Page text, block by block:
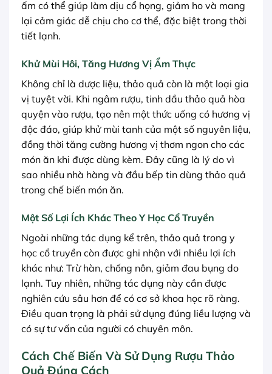
ấm có thể giúp làm dịu cổ họng, giảm ho và mang
lại cảm giác dễ chịu cho cơ thể, đặc biệt trong thời
tiết lạnh.
Khử Mùi Hôi, Tăng Hương Vị Ẩm Thực
Không chỉ là dược liệu, thảo quả còn là một loại gia
vị tuyệt vời. Khi ngâm rượu, tinh dầu thảo quả hòa
quyện vào rượu, tạo nên một thức uống có hương vị
độc đáo, giúp khử mùi tanh của một số nguyên liệu,
đồng thời tăng cường hương vị thơm ngon cho các
món ăn khi được dùng kèm. Đây cũng là lý do vì
sao nhiều nhà hàng và đầu bếp tin dùng thảo quả
trong chế biến món ăn.
Một Số Lợi Ích Khác Theo Y Học Cổ Truyền
Ngoài những tác dụng kể trên, thảo quả trong y
học cổ truyền còn được ghi nhận với nhiều lợi ích
khác như: Trừ hàn, chống nôn, giảm đau bụng do
lạnh. Tuy nhiên, những tác dụng này cần được
nghiên cứu sâu hơn để có cơ sở khoa học rõ ràng.
Điều quan trọng là phải sử dụng đúng liều lượng và
có sự tư vấn của người có chuyên môn.
Cách Chế Biến Và Sử Dụng Rượu Thảo
Quả Đúng Cách